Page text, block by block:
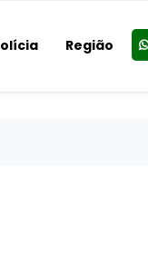
Região